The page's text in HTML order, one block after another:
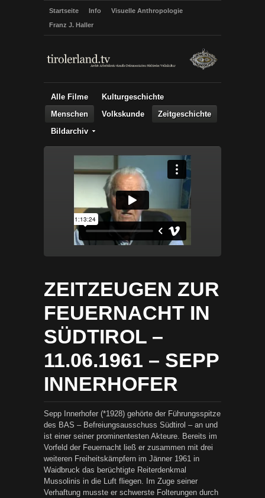
Startseite Info
Visuelle Anthropologie
Franz J. Haller
Alle Filme
Kulturgeschichte
Menschen
Volkskunde
Zeitgeschichte
Bildarchiv
ZEITZEUGEN ZUR
FEUERNACHT IN
SÜDTIROL –
11.06.1961 – SEPP
INNERHOFER
Sepp Innerhofer (*1928) gehörte der Führungsspitze
des BAS – Befreiungsausschuss Südtirol – an und
ist einer seiner prominentesten Akteure. Bereits im
Vorfeld der Feuernacht ließ er zusammen mit drei
weiteren Freiheitskämpfern im Jänner 1961 in
Waidbruck das berüchtigte Reiterdenkmal
Mussolinis in die Luft fliegen. Im Zuge seiner
Verhaftung musste er schwerste Folterungen durch